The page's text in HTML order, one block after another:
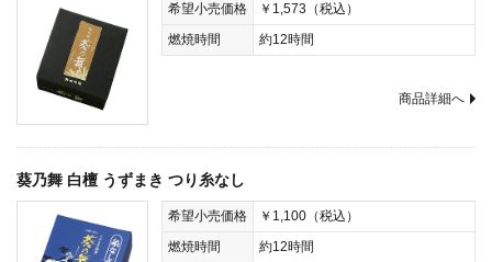
希望小売価格
￥1,573（税込）
燃焼時間
約12時間
商品詳細へ
葵乃舞 白檀 うずまき つり糸なし
希望小売価格
￥1,100（税込）
燃焼時間
約12時間